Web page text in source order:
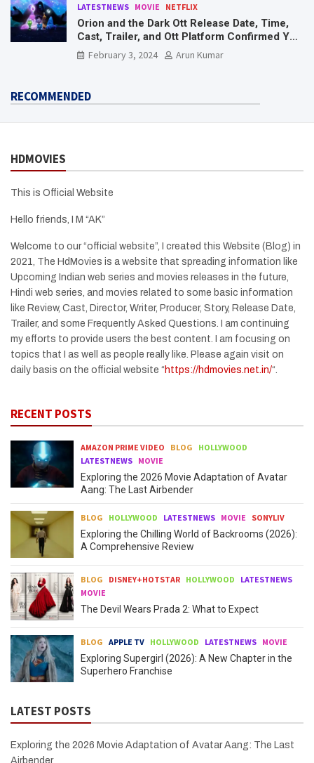
LATESTNEWS MOVIE NETFLIX
Orion and the Dark Ott Release Date, Time,
Cast, Trailer, and Ott Platform Confirmed You
Need To Know Here
February 3, 2024 Arun Kumar
RECOMMENDED
HDMOVIES
This is Official Website
Hello friends, I M “AK”
Welcome to our “official website”, I created this Website (Blog) in
2021, The HdMovies is a website that spreading information like
Upcoming Indian web series and movies releases in the future,
Hindi web series, and movies related to some basic information
like Review, Cast, Director, Writer, Producer, Story, Release Date,
Trailer, and some Frequently Asked Questions. I am continuing
my efforts to provide users the best content. I am focusing on
topics that I as well as people really like. Please again visit on
daily basis on the official website “ https://hdmovies.net.in/“.
RECENT POSTS
AMAZON PRIME VIDEO BLOG
HOLLYWOOD
LATESTNEWS MOVIE
Exploring the 2026 Movie Adaptation of Avatar
Aang: The Last Airbender
BLOG HOLLYWOOD LATESTNEWS MOVIE SONYLIV
Exploring the Chilling World of Backrooms (2026):
A Comprehensive Review
BLOG DISNEY+HOTSTAR HOLLYWOOD
LATESTNEWS
MOVIE
The Devil Wears Prada 2: What to Expect
BLOG APPLE TV HOLLYWOOD LATESTNEWS MOVIE
Exploring Supergirl (2026): A New Chapter in the
Superhero Franchise
LATEST POSTS
Exploring the 2026 Movie Adaptation of Avatar Aang: The Last
Airbender